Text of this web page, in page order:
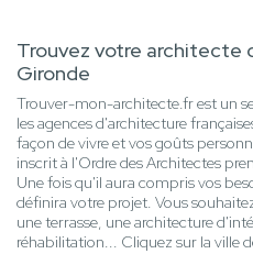
Trouvez votre architecte
Gironde
Trouver-mon-architecte.fr est un
les agences d'architecture
façon de vivre et vos goûts
inscrit à l'Ordre des Architectes
Une fois qu'il aura compris vos
définira votre projet. Vous
une terrasse, une architecture
réhabilitation... Cliquez sur la ville